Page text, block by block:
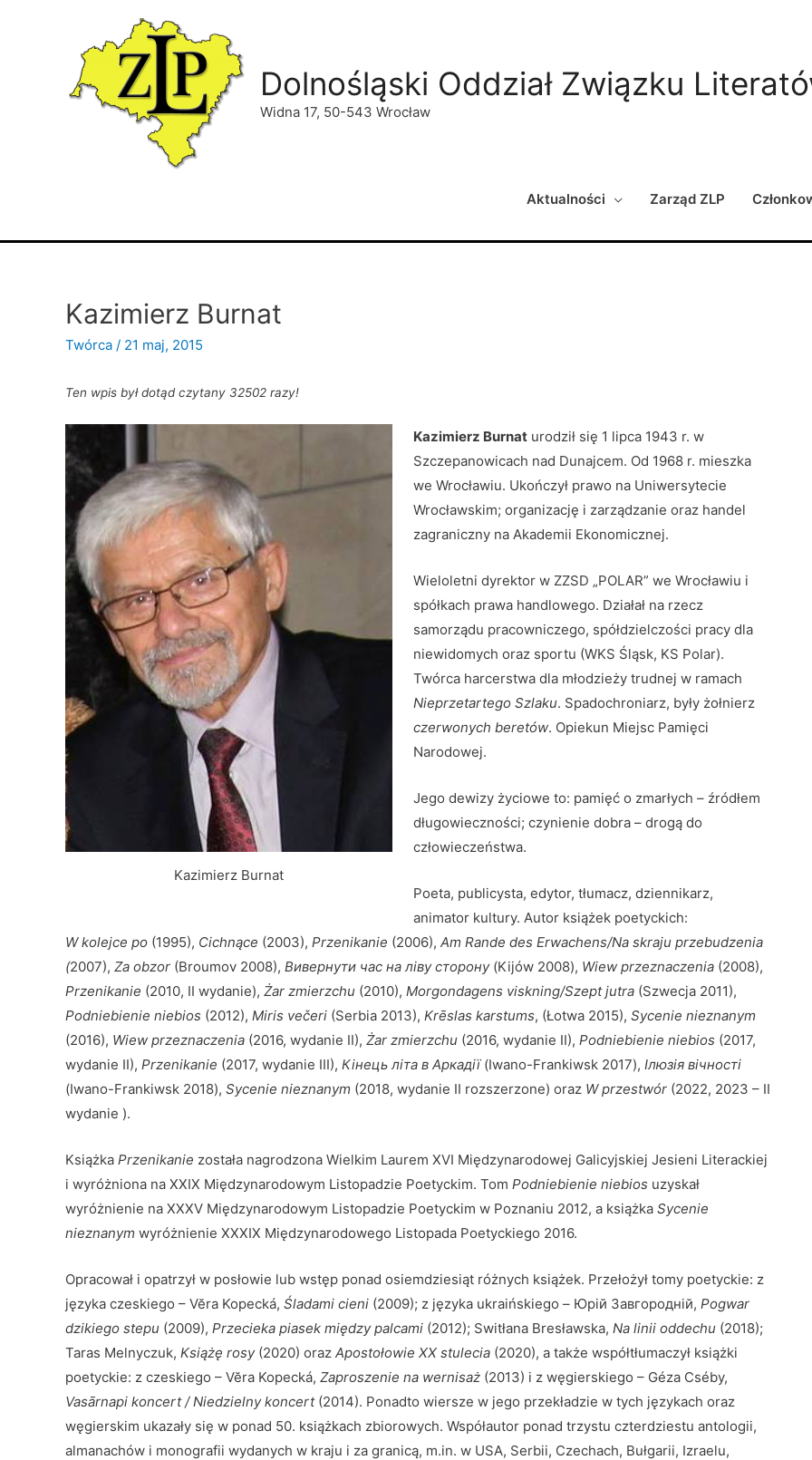
Dolnośląski Oddział Związku
Widna 17, 50-543 Wrocław
Aktualności Zarząd ZLP
Kazimierz Burnat
Twórca / 21 maj, 2015
Ten wpis był dotąd czytany 32502 razy!
Kazimierz Burnat
Kazimierz Burnaturodził się 1 lipca 1943 r. w
Szczepanowicach nad Dunajcem. Od 1968 r. mieszka
we Wrocławiu. Ukończył prawo na Uniwersytecie
Wrocławskim; organizację i zarządzanie oraz handel
zagraniczny na Akademii Ekonomicznej.
Wieloletni dyrektor w ZZSD „POLAR” we Wrocławiu i
spółkach prawa handlowego. Działał na rzecz
samorządu pracowniczego, spółdzielczości pracy dla
niewidomych oraz sportu (WKS Śląsk, KS Polar).
Twórca harcerstwa dla młodzieży trudnej w ramach
Nieprzetartego Szlaku. Spadochroniarz, były żołnierz
czerwonych beretów. Opiekun Miejsc Pamięci
Narodowej.
Jego dewizy życiowe to: pamięć o zmarłych – źródłem
długowieczności; czynienie dobra – drogą do
człowieczeństwa.
Poeta, publicysta, edytor, tłumacz, dziennikarz,
animator kultury. Autor książek poetyckich:
W kolejce po (1995), Cichnące (2003), Przenikanie (2006), Am Rande des Erwachens/Na skraju przebudzenia
(2007), Za obzor (Broumov 2008), Вивернути час на ліву сторону (Kijów 2008), Wiew przeznaczenia (2008),
Przenikanie (2010, II wydanie), Żar zmierzchu (2010), Morgondagens viskning/Szept jutra (Szwecja 2011),
Podniebienie niebios (2012), Miris večeri (Serbia 2013), Krēslas karstums, (Łotwa 2015), Sycenie nieznanym
(2016), Wiew przeznaczenia (2016, wydanie II), Żar zmierzchu (2016, wydanie II), Podniebienie niebios (2017,
wydanie II), Przenikanie (2017, wydanie III), Кінець літа в Аркадії(Iwano-Frankiwsk 2017), Ілюзія вічності
(Iwano-Frankiwsk 2018), Sycenie nieznanym (2018, wydanie II rozszerzone) oraz W przestwór (2022, 2023 – II
wydanie ).
Książka Przenikanie została nagrodzona Wielkim Laurem XVI Międzynarodowej Galicyjskiej Jesieni Literackiej
i wyróżniona na XXIX Międzynarodowym Listopadzie Poetyckim. Tom Podniebienie niebios uzyskał
wyróżnienie na XXXV Międzynarodowym Listopadzie Poetyckim w Poznaniu 2012, a książka Sycenie
nieznanym wyróżnienie XXXIX Międzynarodowego Listopada Poetyckiego 2016.
Opracował i opatrzył w posłowie lub wstęp ponad osiemdziesiąt różnych książek. Przełożył tomy poetyckie: z
języka czeskiego – Vĕra Kopecká, Śladami cieni (2009); z języka ukraińskiego – Юрій Завгородній, Pogwar
dzikiego stepu (2009), Przecieka piasek między palcami (2012); Switłana Bresławska, Na linii oddechu (2018);
Taras Melnyczuk, Książę rosy(2020) oraz Apostołowie XX stulecia (2020), a także współtłumaczył książki
poetyckie: z czeskiego – Vĕra Kopecká, Zaproszenie na wernisaż (2013) i z węgierskiego – Géza Cséby,
Vasārnapi koncert / Niedzielny koncert(2014). Ponadto wiersze w jego przekładzie w tych językach oraz
węgierskim ukazały się w ponad 50. książkach zbiorowych. Współautor ponad trzystu czterdziestu antologii,
almanachów i monografii wydanych w kraju i za granicą, m.in. w USA, Serbii, Czechach, Bułgarii, Izraelu,